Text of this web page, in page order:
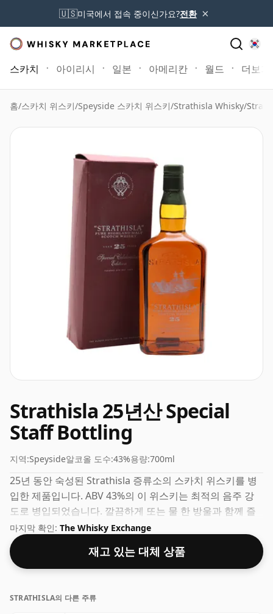
🇺🇸미국에서 접속 중이신가요?전환 ×
스카치 아이리시 일본 아메리칸 월드 더보기
홈/스카치 위스키/Speyside 스카치 위스키/Strathisla Whisky/
Strathisla 25년산 Special
Staff Bottling
지역:Speyside알코올 도수:43%용량:700ml
25년 동안 숙성된 Strathisla 증류소의 스카치 위스키를 병
입한 제품입니다. ABV 43%의 이 위스키는 최적의 음주 강
도로 병입되었습니다. 깔끔하게 또는 물 한 방울과 함께 즐
겨보세요.
마지막 확인: The Whisky Exchange
재고 있는 대체 상품
STRATHISLA의 다른 주류